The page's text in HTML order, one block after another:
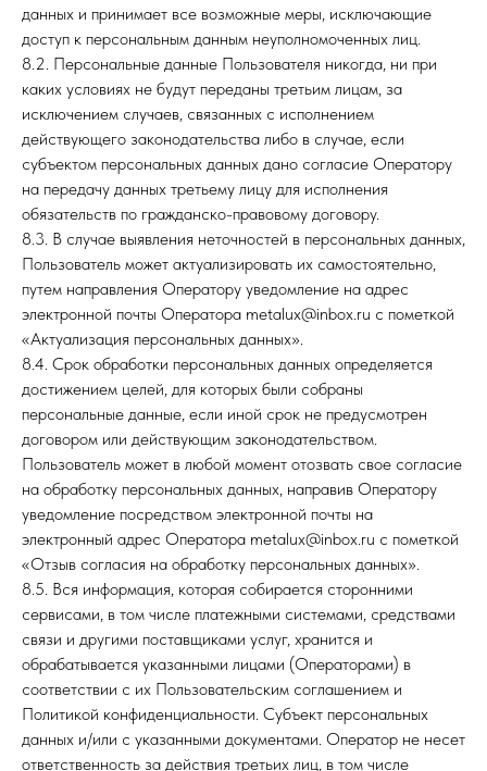
данных и принимает все возможные меры, исключающие
доступ к персональным данным неуполномоченных лиц.
8.2. Персональные данные Пользователя никогда, ни при
каких условиях не будут переданы третьим лицам, за
исключением случаев, связанных с исполнением
действующего законодательства либо в случае, если
субъектом персональных данных дано согласие Оператору
на передачу данных третьему лицу для исполнения
обязательств по гражданско-правовому договору.
8.3. В случае выявления неточностей в персональных данных,
Пользователь может актуализировать их самостоятельно,
путем направления Оператору уведомление на адрес
электронной почты Оператора metalux@inbox.ru с пометкой
«Актуализация персональных данных».
8.4. Срок обработки персональных данных определяется
достижением целей, для которых были собраны
персональные данные, если иной срок не предусмотрен
договором или действующим законодательством.
Пользователь может в любой момент отозвать свое согласие
на обработку персональных данных, направив Оператору
уведомление посредством электронной почты на
электронный адрес Оператора metalux@inbox.ru с пометкой
«Отзыв согласия на обработку персональных данных».
8.5. Вся информация, которая собирается сторонними
сервисами, в том числе платежными системами, средствами
связи и другими поставщиками услуг, хранится и
обрабатывается указанными лицами (Операторами) в
соответствии с их Пользовательским соглашением и
Политикой конфиденциальности. Субъект персональных
данных и/или с указанными документами. Оператор не несет
ответственность за действия третьих лиц, в том числе